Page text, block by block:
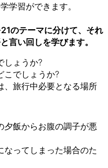
学習ができます。
のテーマに分けて、それ
言い回しを学びます。
しょうか?
こでしょうか?
、旅行中必要となる場所
夕飯からお腹の調子が悪
なってしまった場合のた